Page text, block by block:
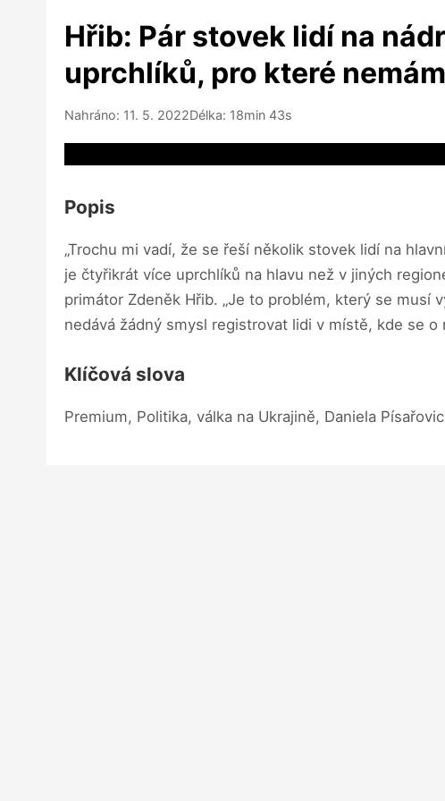
Hřib: Pár stovek lidí na
uprchlíků, pro které
Nahráno: 11. 5. 2022Délka: 18min 43s
Popis
„Trochu mi vadí, že se řeší několik stovek lidí na
je čtyřikrát více uprchlíků na hlavu než v jiných
primátor Zdeněk Hřib. „Je to problém, který se
nedává žádný smysl registrovat lidi v místě, kde se o
Klíčová slova
Premium, Politika, válka na Ukrajině, Daniela